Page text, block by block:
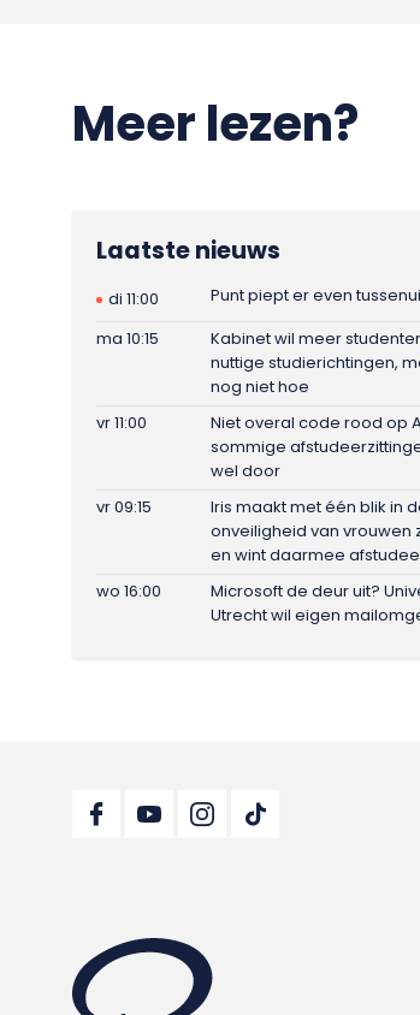
Meer lezen?
Laatste nieuws
di 11:00
Punt piept er even
ma 10:15
Kabinet wil meer
nuttige studierichtingen,
nog niet hoe
vr 11:00
Niet overal code rood op
sommige
wel door
vr 09:15
Iris maakt met één blik in
onveiligheid van vrouwen
en wint daarmee
wo 16:00
Microsoft de deur uit?
Utrecht wil eigen